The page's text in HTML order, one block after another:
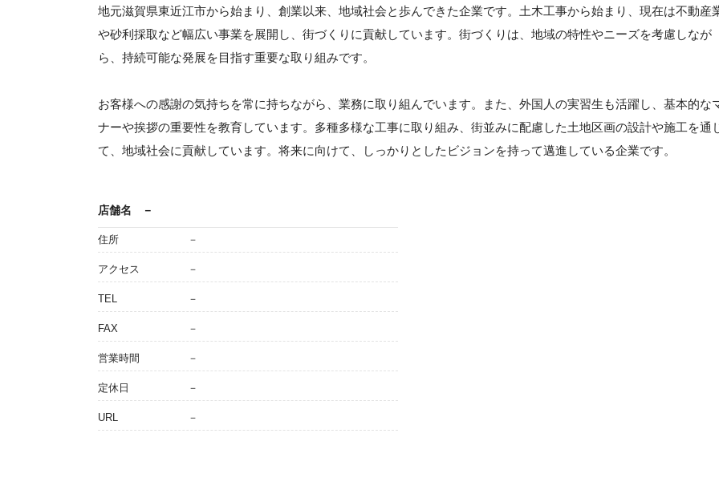
地元滋賀県東近江市から始まり、創業以来、地域社会と歩んできた企業です。土木工事から始まり、現在は不動産
や砂利採取など幅広い事業を展開し、街づくりに貢献しています。街づくりは、地域の特性やニーズを考慮しなが
ら、持続可能な発展を目指す重要な取り組みです。
お客様への感謝の気持ちを常に持ちながら、業務に取り組んでいます。また、外国人の実習生も活躍し、基本的な
ナーや挨拶の重要性を教育しています。多種多様な工事に取り組み、街並みに配慮した土地区画の設計や施工を通
て、地域社会に貢献しています。将来に向けて、しっかりとしたビジョンを持って邁進している企業です。
店舗名 －
住所 －
アクセス －
TEL －
FAX －
営業時間 －
定休日 －
URL －